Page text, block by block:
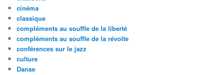
cinéma
classique
compléments au souffle de la liberté
compléments au souffle de la révolte
conférences sur le jazz
culture
Danse